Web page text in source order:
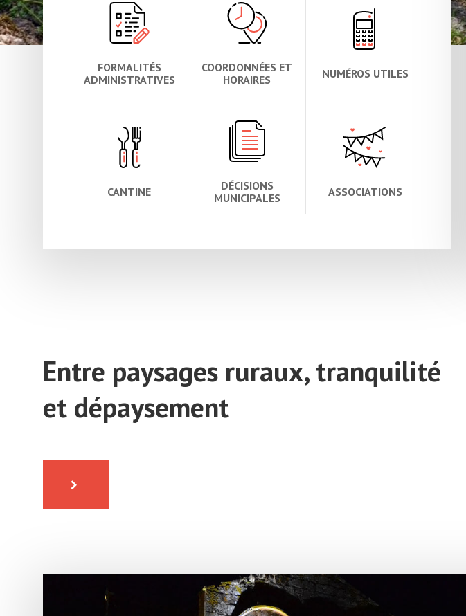
FORMALITÉS
ADMINISTRATIVES
COORDONNÉES ET
HORAIRES
NUMÉROS UTILES
CANTINE
DÉCISIONS
MUNICIPALES
ASSOCIATIONS
Entre paysages ruraux, tranquilité
et dépaysement